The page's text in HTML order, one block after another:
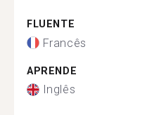
FLUENTE
Francês
APRENDE
Inglês